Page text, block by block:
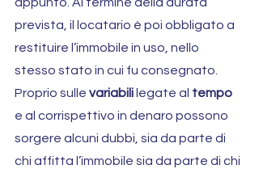
prevista, il locatario è poi obbligato a
restituire l’immobile in uso, nello
stesso stato in cui fu consegnato.
Proprio sulle variabili legate al tempo
e al corrispettivo in denaro possono
sorgere alcuni dubbi, sia da parte di
chi affitta l’immobile sia da parte di chi